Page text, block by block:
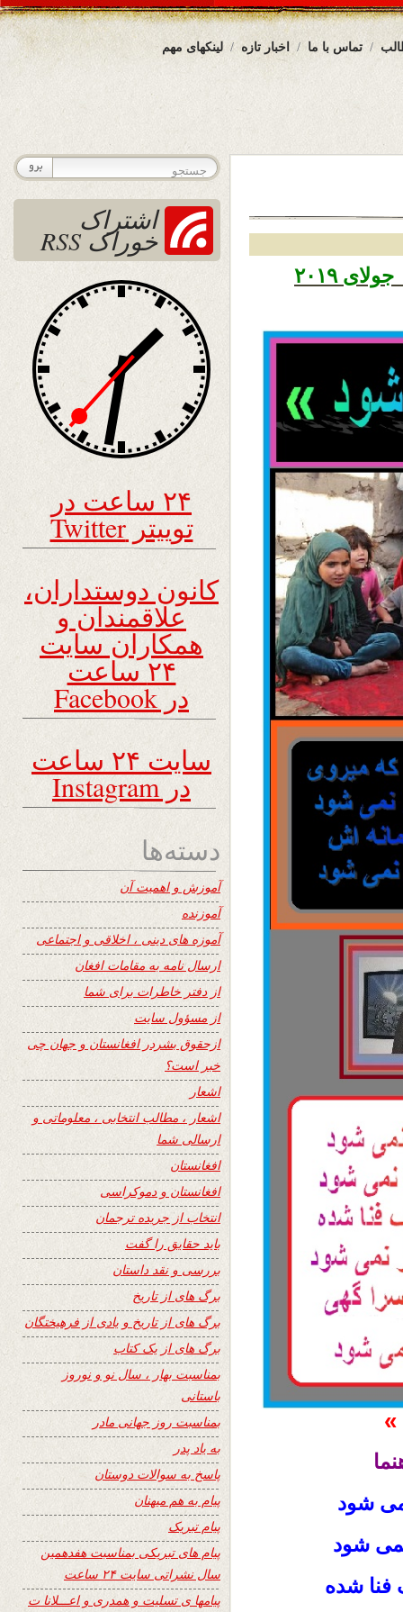
لینکهای مهم اخبار تازه تماس با ما
تاریخ نشر شنبه ۲۹ سرطان ۱۳۹۸ – ۲۰ جولای ۲۰۱۹
»
شود
شود
شده
اشتراک
خوراک RSS
۲۴ ساعت در
توییتر Twitter
کانون دوستداران،
علاقمندان و
همکاران سایت
۲۴ ساعت
در Facebook
سایت ۲۴ ساعت
در Instagram
دسته‌ها
آموزش و اهمیت آن
آموزنده
آموزه های دینی ، اخلاقی و اجتماعی
ارسال نامه به مقامات افغان
از دفتر خاطرات برای شما
از مسؤول سایت
ازحقوق بشردر افغانستان و جهان چی
خبر است؟
اشعار
اشعار ، مطالب انتخابی ، معلوماتی و
ارسالی شما
افغانستان
افغانستان و دموکراسی
انتخاب از جریده ترجمان
باید حقایق را گفت
بررسی و نقد داستان
برگ های از تاریخ
برگ های از تاریخ و یادی از فرهیختگان
برگ های از یک کتاب
بمناسبت بهار ، سال نو و نوروز
باستانی
بمناسبت روز جهانی مادر
به یاد پدر
پاسخ به سوالات دوستان
پیام به هم میهنان
پیام تبریک
پیام های تبریکی بمناسبت هفدهمین
سال نشراتی سایت ۲۴ ساعت
پیامها ی تسلیت و همدری و اعـــلانا ت